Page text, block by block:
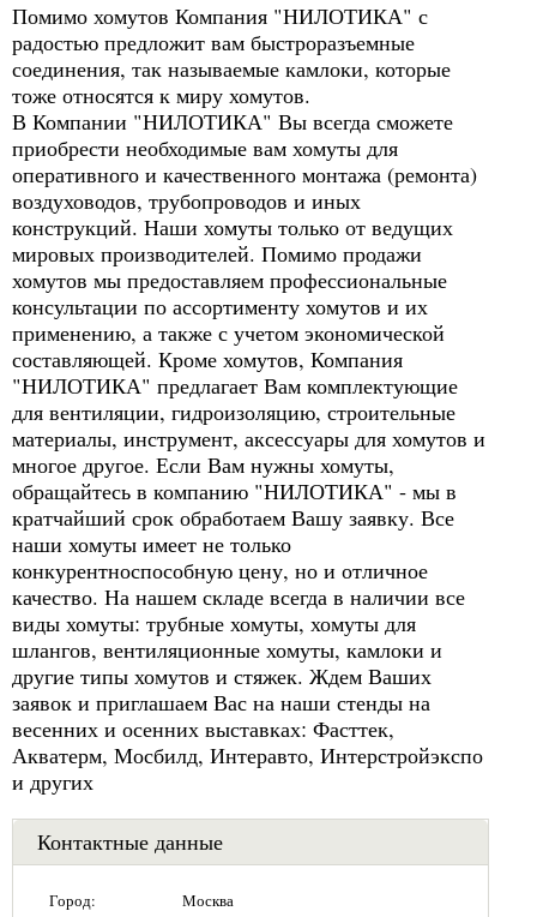
Помимо хомутов Компания "НИЛОТИКА" с
радостью предложит вам быстроразъемные
соединения, так называемые камлоки, которые
тоже относятся к миру хомутов.
В Компании "НИЛОТИКА" Вы всегда сможете
приобрести необходимые вам хомуты для
оперативного и качественного монтажа (ремонта)
воздуховодов, трубопроводов и иных
конструкций. Наши хомуты только от ведущих
мировых производителей. Помимо продажи
хомутов мы предоставляем профессиональные
консультации по ассортименту хомутов и их
применению, а также с учетом экономической
составляющей. Кроме хомутов, Компания
"НИЛОТИКА" предлагает Вам комплектующие
для вентиляции, гидроизоляцию, строительные
материалы, инструмент, аксессуары для хомутов и
многое другое. Если Вам нужны хомуты,
обращайтесь в компанию "НИЛОТИКА" - мы в
кратчайший срок обработаем Вашу заявку. Все
наши хомуты имеет не только
конкурентноспособную цену, но и отличное
качество. На нашем складе всегда в наличии все
виды хомуты: трубные хомуты, хомуты для
шлангов, вентиляционные хомуты, камлоки и
другие типы хомутов и стяжек. Ждем Ваших
заявок и приглашаем Вас на наши стенды на
весенних и осенних выставках: Фасттек,
Акватерм, Мосбилд, Интеравто, Интерстройэкспо
и других
Контактные данные
Город: Москва